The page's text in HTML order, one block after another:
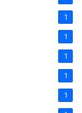
1
1
1
1
1